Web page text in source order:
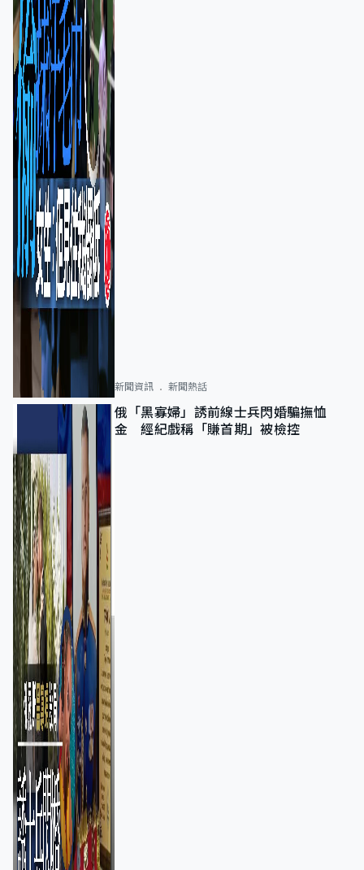
新聞資訊 新聞熱話
俄「黑寡婦」誘前線士兵閃婚騙撫恤
金 經紀戲稱「賺首期」被檢控